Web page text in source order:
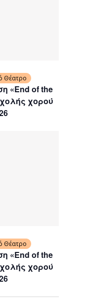
«End of the
χορού
Θέατρο
«End of the
χορού
Θέατρο